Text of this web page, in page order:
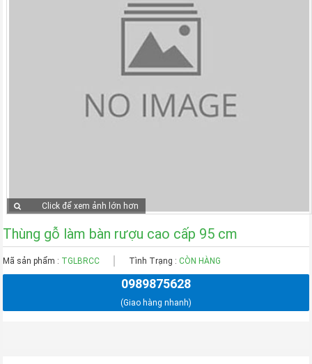
Click để xem ảnh lớn hơn
Thùng gỗ làm bàn rượu cao cấp 95 cm
Mã sản phẩm : TGLBRCC Tình Trạng : CÒN HÀNG
0989875628
(Giao hàng nhanh)